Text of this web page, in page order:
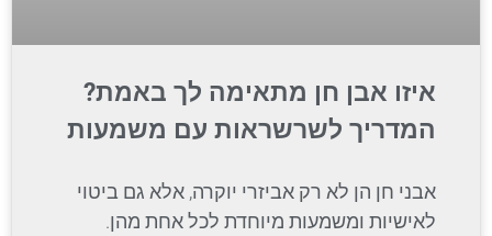
איזו אבן חן מתאימה לך באמת?
המדריך לשרשראות עם משמעות
אבני חן הן לא רק אביזרי יוקרה, אלא גם ביטוי
לאישיות ומשמעות מיוחדת לכל אחת מהן.